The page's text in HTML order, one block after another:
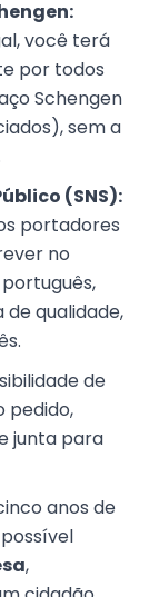
você terá
por todos
Schengen
sem a
(SNS):
portadores
no
português,
de qualidade,
de
pedido,
junta para
anos de
,